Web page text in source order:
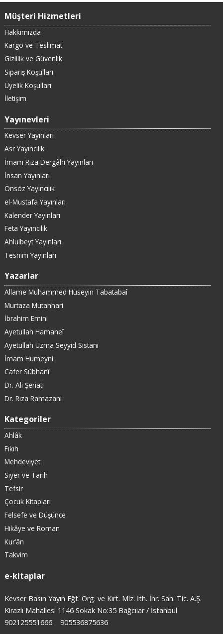
Müşteri Hizmetleri
Hakkımızda
Kargo ve Teslimat
Gizlilik ve Güvenlik
Sipariş Koşulları
Üyelik Koşulları
İletişim
Yayınevleri
Kevser Yayınları
Asr Yayıncılık
İmam Rıza Dergâhı Yayınları
İnsan Yayınları
Önsöz Yayıncılık
el-Mustafa Yayınları
Kalender Yayınları
Feta Yayıncılık
Ahlulbeyt Yayınları
Tesnim Yayınları
Yazarlar
Allame Muhammed Hüseyin Tabatabaî
Murtaza Mutahhari
İbrahim Emini
Ayetullah Hamaneî
Ayetullah Uzma Seyyid Sistani
İmam Humeyni
Cafer Sübhanî
Dr. Ali Şeriati
Dr. Rıza Ramazani
Kategoriler
Ahlâk
Fıkıh
Mehdeviyet
Siyer ve Tarih
Tefsir
Çocuk Kitapları
Felsefe ve Düşünce
Hikâye ve Roman
Kur’ân
Takvim
e-kitaplar
Kevser Basın Yayın Eğt. Org. ve Kırt. Mlz. İth. İhr. San. Tic. A.Ş.
Kirazlı Mahallesi 1146 Sokak No:35 Bağcılar / İstanbul
902125551666
905536875636